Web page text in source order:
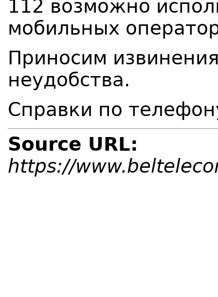
112 возможно
мобильных
Приносим
неудобства.
Справки по
Source URL:
https://